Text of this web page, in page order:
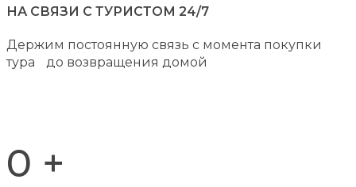
НА СВЯЗИ С ТУРИСТОМ 24/7
Держим постоянную связь с момента покупки
тура до возвращения домой
0 +